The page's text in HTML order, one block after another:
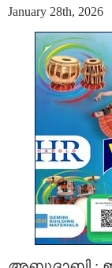
January 28th, 2026